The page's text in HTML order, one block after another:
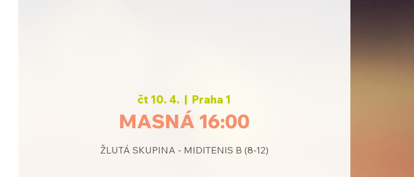
čt 10. 4.
  |
Praha 1
MASNÁ 16:00
ŽLUTÁ SKUPINA - MIDITENIS B (8-12)